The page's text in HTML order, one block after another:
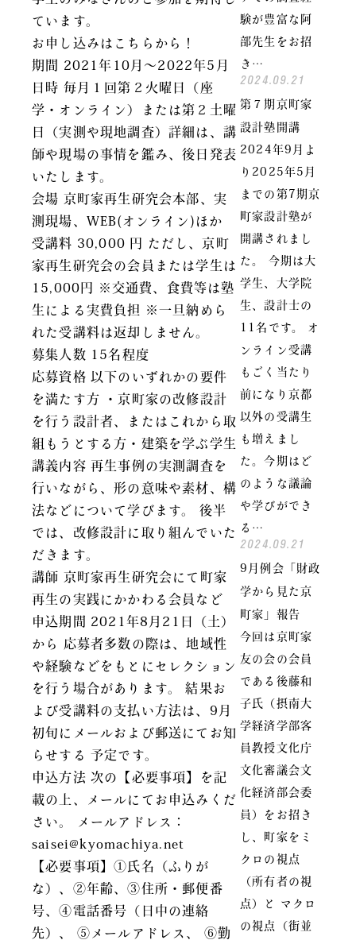
ています。
お申し込みはこちらから！
期間 2021年10月～2022年5月
日時 毎月１回第２火曜日（座
学・オンライン）または第２土曜
日（実測や現地調査）詳細は、講
師や現場の事情を鑑み、後日発表
いたします。
会場 京町家再生研究会本部、実
測現場、WEB(オンライン)ほか
受講料 30,000 円 ただし、京町
家再生研究会の会員または学生は
15,000円 ※交通費、食費等は塾
生による実費負担 ※一旦納めら
れた受講料は返却しません。
募集人数 15名程度
応募資格 以下のいずれかの要件
を満たす方 ・京町家の改修設計
を行う設計者、またはこれから取
組もうとする方・建築を学ぶ学生
講義内容 再生事例の実測調査を
行いながら、形の意味や素材、構
法などについて学びます。 後半
では、改修設計に取り組んでいた
だきます。
講師 京町家再生研究会にて町家
再生の実践にかかわる会員など
申込期間 2021年8月21日（土）
から 応募者多数の際は、地域性
や経験などをもとにセレクション
を行う場合があります。 結果お
よび受講料の支払い方法は、9月
初旬にメールおよび郵送にてお知
らせする 予定です。
申込方法 次の【必要事項】を記
載の上、メールにてお申込みくだ
さい。 メールアドレス：
saisei@kyomachiya.net
【必要事項】①氏名（ふりが
な）、②年齢、③住所・郵便番
号、④電話番号（日中の連絡
先）、 ⑤メールアドレス、 ⑥勤
験が豊富な阿
部先生をお招
き…
2024.09.21
第７期京町家
設計塾開講
2024年9月よ
り2025年5月
までの第7期京
町家設計塾が
開講されまし
た。 今期は大
学生、大学院
生、設計士の
11名です。 オ
ンライン受講
もごく当たり
前になり京都
以外の受講生
も増えまし
た。今期はど
のような議論
や学びができ
る…
2024.09.21
9月例会「財政
学から見た京
町家」報告
今回は京町家
友の会の会員
である後藤和
子氏（摂南大
学経済学部客
員教授文化庁
文化審議会文
化経済部会委
員）をお招き
し、町家をミ
クロの視点
（所有者の視
点）と マクロ
の視点（街並